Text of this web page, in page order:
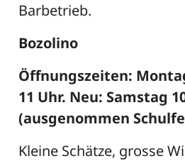
Barbetrieb.
Bozolino
Öffnungszeiten:
11 Uhr. Neu: Samstag
(ausgenommen
Kleine Schätze, grosse